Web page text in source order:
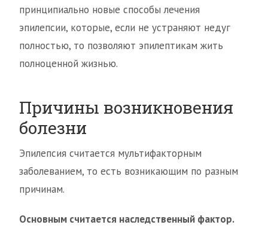
принципиально новые способы лечения
эпилепсии, которые, если не устраняют недуг
полностью, то позволяют эпилептикам жить
полноценной жизнью.
Причины возникновения
болезни
Эпилепсия считается мультифакторным
заболеванием, то есть возникающим по разным
причинам.
Основным считается наследственный фактор.